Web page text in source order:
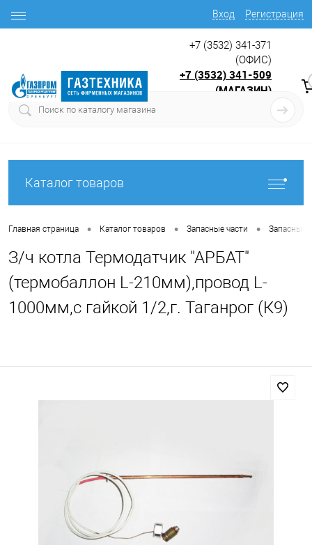
Вход Регистрация
+7 (3532) 341-371
(ОФИС)
+7 (3532) 341-509
(МАГАЗИН)
Каталог товаров
Главная страница • Каталог товаров • Запасные части • Запасные
З/ч котла Термодатчик "АРБАТ"
(термобаллон L-210мм),провод L-
1000мм,с гайкой 1/2,г. Таганрог (К9)